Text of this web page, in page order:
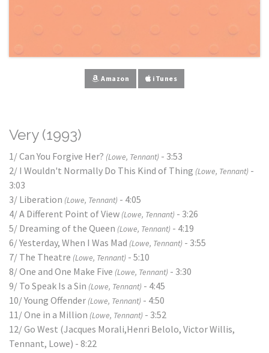
Amazon iTunes
Very (1993)
1/ Can You Forgive Her? (Lowe, Tennant) - 3:53
2/ I Wouldn't Normally Do This Kind of Thing (Lowe, Tennant) -
3:03
3/ Liberation (Lowe, Tennant) - 4:05
4/ A Different Point of View (Lowe, Tennant) - 3:26
5/ Dreaming of the Queen (Lowe, Tennant) - 4:19
6/ Yesterday, When I Was Mad (Lowe, Tennant) - 3:55
7/ The Theatre (Lowe, Tennant) - 5:10
8/ One and One Make Five (Lowe, Tennant) - 3:30
9/ To Speak Is a Sin (Lowe, Tennant) - 4:45
10/ Young Offender (Lowe, Tennant) - 4:50
11/ One in a Million (Lowe, Tennant) - 3:52
12/ Go West (Jacques Morali,Henri Belolo, Victor Willis,
Tennant, Lowe) - 8:22